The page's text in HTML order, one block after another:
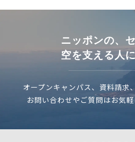
ニッポンの、
空を支える人
オープンキャンパス、資料請求
お問い合わせやご質問はお気